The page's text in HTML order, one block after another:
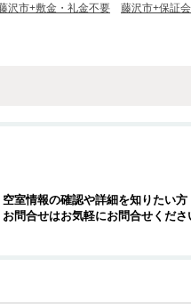
沢市+敷金・礼金不要 藤沢市+保証
空室情報の確認や詳細を知りたい方
お問合せはお気軽にお問合せくださ